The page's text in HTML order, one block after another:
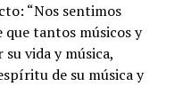
“Nos sentimos
tantos músicos y
vida y música,
de su música y